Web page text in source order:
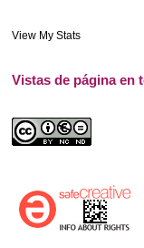
View My Stats
Vistas de página en